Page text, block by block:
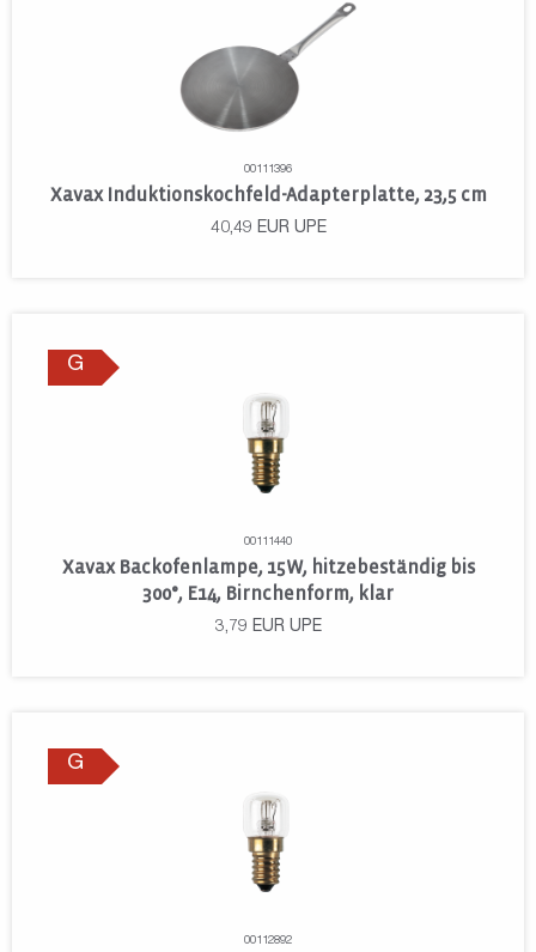
00111396
Xavax Induktionskochfeld-Adapterplatte, 23,5 cm
40,49 EUR UPE
G
00111440
Xavax Backofenlampe, 15W, hitzebeständig bis
300°, E14, Birnchenform, klar
3,79 EUR UPE
G
00112892